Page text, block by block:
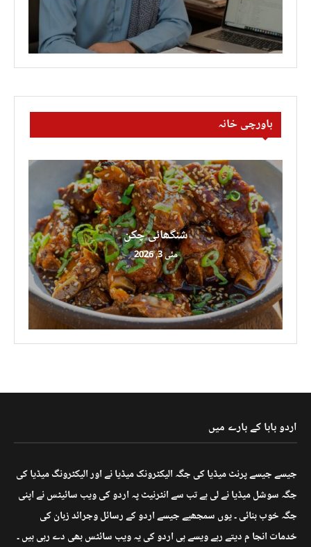
باورچی خانہ
شنگھائی چکن
مئی 3, 2026
اردو بابا کے بارے میں
جیسے جیسے پرنٹ میڈیا کی جگہ الیکٹرونک میڈیا نے اور الیکٹرونگ میڈیا کی
جگہ سوشل میڈیا نے لی ہے تب سے انٹرنیٹ پہ اردو کی ویب سائیٹس نے اپنی
جگہ خوب بنائی ۔ یوں سمجھیے جیسے اردو کے رسائل وجرائد زبان کی
خدمات انجا م دیتے رہے ویسے ہی اردو کی یہ ویب سائٹس بھی دے رہی ہیں ۔